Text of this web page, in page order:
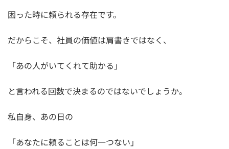
困った時に頼られる存在です。
だからこそ、社員の価値は肩書きではなく、
「あの人がいてくれて助かる」
と言われる回数で決まるのではないでしょうか。
私自身、あの日の
「あなたに頼ることは何一つない」